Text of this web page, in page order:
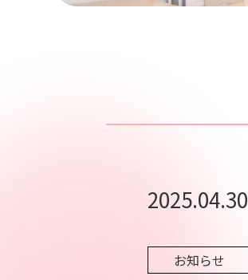
2025.04.30
お知らせ